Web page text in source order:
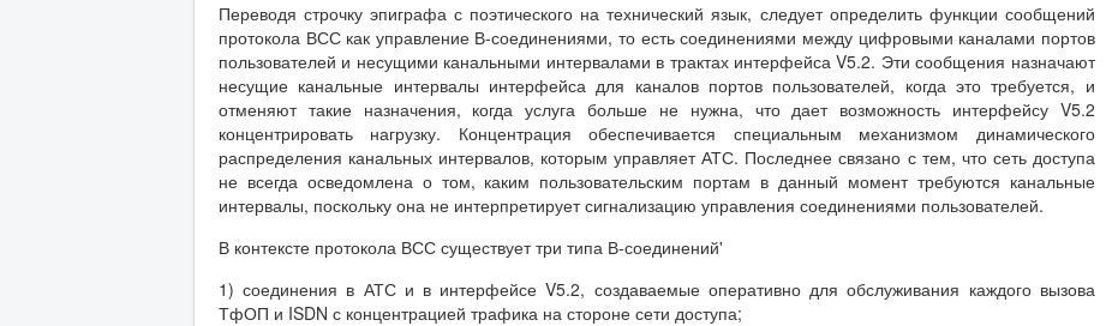
Переводя строчку эпиграфа с поэтического на технический язык, следует определить функции сообщений
протокола ВСС как управление В-соединениями, то есть соединениями между цифровыми каналами портов
пользователей и несущими канальными интервалами в трактах интерфейса V5.2. Эти сообщения назначают
несущие канальные интервалы интерфейса для каналов портов пользователей, когда это требуется, и
отменяют такие назначения, когда услуга больше не нужна, что дает возможность интерфейсу V5.2
концентрировать нагрузку. Концентрация обеспечивается специальным механизмом динамического
распределения канальных интервалов, которым управляет АТС. Последнее связано с тем, что сеть доступа
не всегда осведомлена о том, каким пользовательским портам в данный момент требуются канальные
интервалы, поскольку она не интерпретирует сигнализацию управления соединениями пользователей.
В контексте протокола ВСС существует три типа В-соединений'
1) соединения в АТС и в интерфейсе V5.2, создаваемые оперативно для обслуживания каждого вызова
ТфОП и ISDN с концентрацией трафика на стороне сети доступа;